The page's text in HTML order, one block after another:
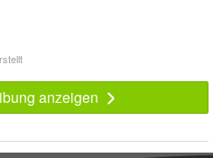
anzeigen